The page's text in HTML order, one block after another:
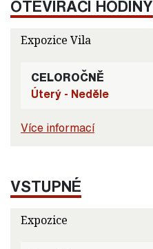
OTEVÍRACÍ HODINY
Expozice Vila
CELOROČNĚ
Úterý - Neděle
Více informací
VSTUPNÉ
Expozice